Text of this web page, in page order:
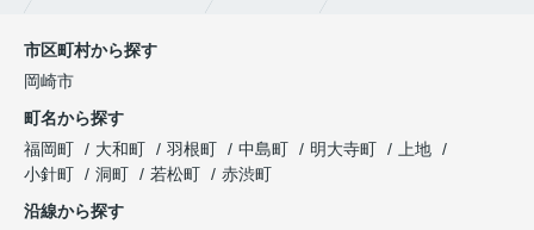
市区町村から探す
岡崎市
町名から探す
福岡町
大和町 羽根町 中島町 明大寺町
上地
小針町
洞町 若松町
赤渋町
沿線から探す